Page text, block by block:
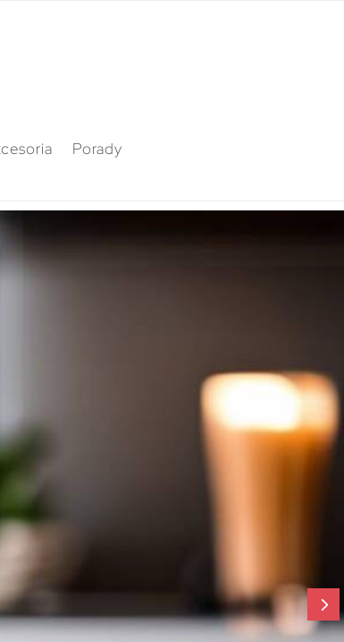
Porady
zamienniki chleba dla osób
Extreme Warrior Park
chleba stają się coraz ważniejsze
gdy priorytetem jest redukcja kalorii i
5